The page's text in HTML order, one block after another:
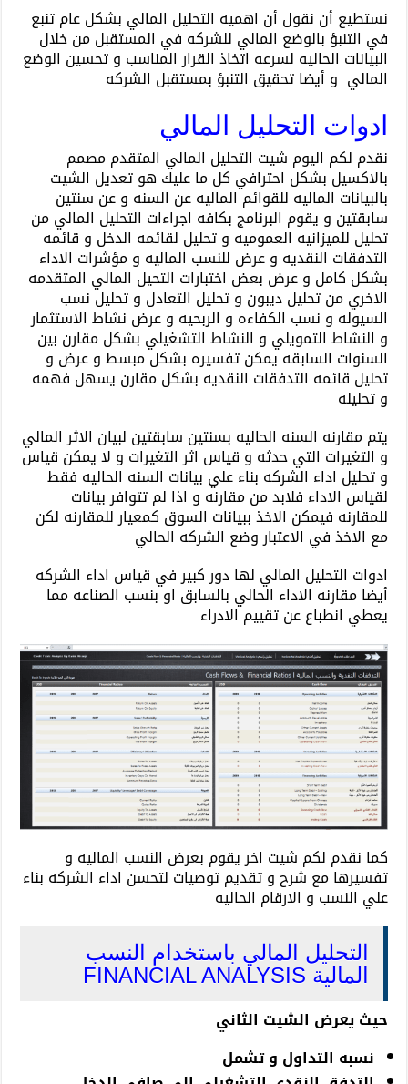
نستطيع أن نقول أن اهميه التحليل المالي بشكل عام تنبع
في التنبؤ بالوضع المالي للشركه في المستقبل من خلال
البيانات الحاليه لسرعه اتخاذ القرار المناسب و تحسين الوضع
المالي و أيضا تحقيق التنبؤ بمستقبل الشركه
ادوات التحليل المالي
نقدم لكم اليوم شيت التحليل المالي المتقدم مصمم
بالاكسيل بشكل احترافي كل ما عليك هو تعديل الشيت
بالبيانات الماليه للقوائم الماليه عن السنه و عن سنتين
سابقتين و يقوم البرنامج بكافه اجراءات التحليل المالي من
تحليل للميزانيه العموميه و تحليل لقائمه الدخل و قائمه
التدفقات النقديه و عرض للنسب الماليه و مؤشرات الاداء
بشكل كامل و عرض بعض اختبارات التحيل المالي المتقدمه
الاخري من تحليل ديبون و تحليل التعادل و تحليل نسب
السيوله و نسب الكفاءه و الربحيه و عرض نشاط الاستثمار
و النشاط التمويلي و النشاط التشغيلي بشكل مقارن بين
السنوات السابقه يمكن تفسيره بشكل مبسط و عرض و
تحليل قائمه التدفقات النقديه بشكل مقارن يسهل فهمه
و تحليله
يتم مقارنه السنه الحاليه بسنتين سابقتين لبيان الاثر المالي
و التغيرات التي حدثه و قياس اثر التغيرات و لا يمكن قياس
و تحليل اداء الشركه بناء علي بيانات السنه الحاليه فقط
لقياس الاداء فلابد من مقارنه و اذا لم تتوافر بيانات
للمقارنه فيمكن الاخذ ببيانات السوق كمعيار للمقارنه لكن
مع الاخذ في الاعتبار وضع الشركه الحالي
ادوات التحليل المالي لها دور كبير في قياس اداء الشركه
أيضا مقارنه الاداء الحالي بالسابق او بنسب الصناعه مما
يعطي انطباع عن تقييم الادراء
كما نقدم لكم شيت اخر يقوم بعرض النسب الماليه و
تفسيرها مع شرح و تقديم توصيات لتحسن اداء الشركه بناء
علي النسب و الارقام الحاليه
التحليل المالي باستخدام النسب
المالية FINANCIAL ANALYSIS
حيث يعرض الشيت الثاني
نسبه التداول و تشمل